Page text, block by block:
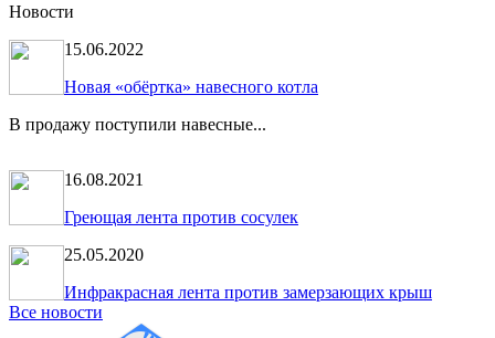
Новости
15.06.2022
Новая «обёртка» навесного котла
В продажу поступили навесные...
16.08.2021
Греющая лента против сосулек
25.05.2020
Инфракрасная лента против замерзающих крыш
Все новости